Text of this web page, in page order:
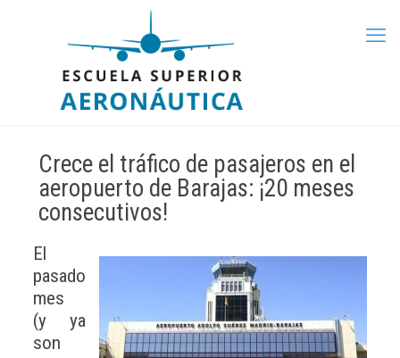
Crece el tráfico de pasajeros en el
aeropuerto de Barajas: ¡20 meses
consecutivos!
El
pasado
mes
(y ya
son